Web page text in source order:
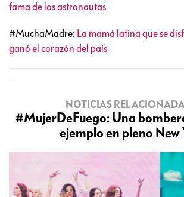
fama de los astronautas
#MuchaMadre: La mamá latina que se
ganó el corazón del país
NOTICIAS
#MujerDeFuego: Una
ejemplo en pleno New